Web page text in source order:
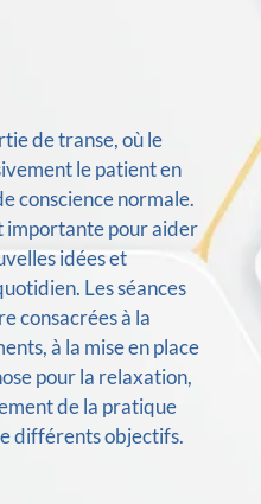
de transe, où le
le patient en
conscience normale.
importante pour aider
idées et
Les séances
consacrées à la
à la mise en place
pour la relaxation,
de la pratique
différents objectifs.